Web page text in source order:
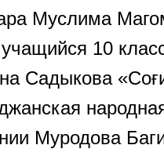
Муслима
10
Садыкова
Муродова